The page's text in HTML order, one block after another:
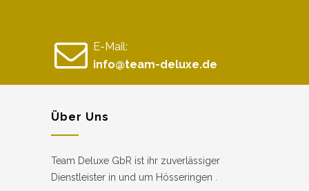
E-Mail:
info@team-deluxe.de
Über Uns
Team Deluxe GbR ist ihr zuverlässiger
Dienstleister in und um Hösseringen .